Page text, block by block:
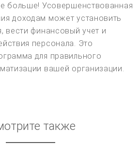
больше! Усовершенствованная
доходам может установить
вести финансовый учет и
персонала. Это
для правильного
вашей организации.
также